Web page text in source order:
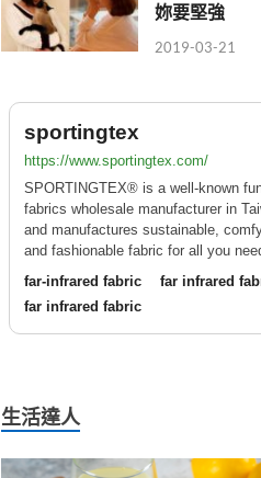
妳要堅強
2019-03-21
sportingtex
https://www.sportingtex.com/
SPORTINGTEX® is a well-known
fabrics wholesale manufacturer in
and manufactures sustainable,
and fashionable fabric for all you
far-infrared fabric
far infrared
far infrared fabric
生活達人